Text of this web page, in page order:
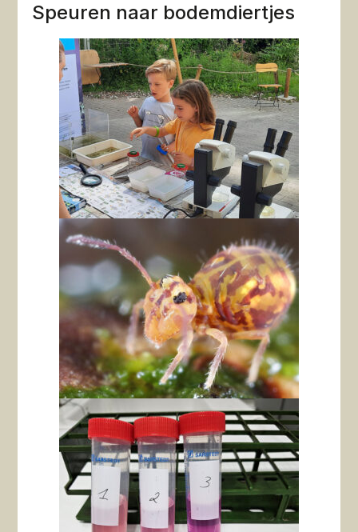
Speuren naar bodemdiertjes